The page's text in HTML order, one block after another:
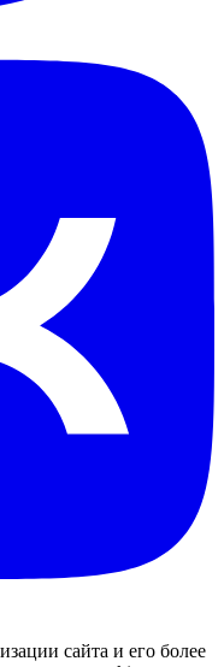
сайта и его более